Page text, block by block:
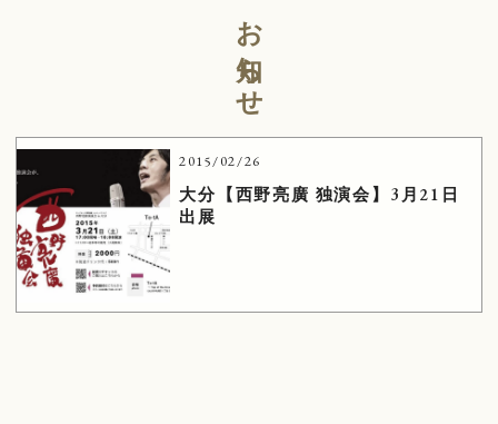
お知らせ
2015/02/26
大分【西野亮廣 独演会】3月21日
出展